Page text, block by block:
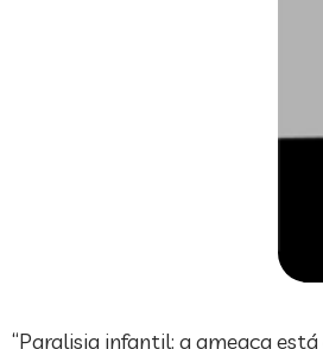
“Paralisia infantil: a ameaça